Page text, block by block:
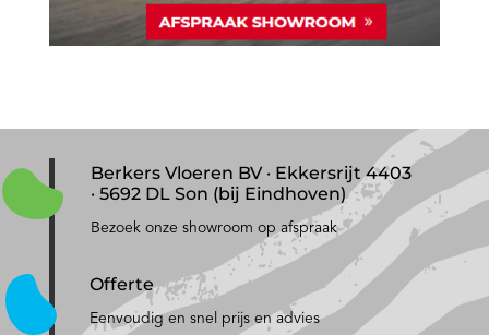
Berkers Vloeren BV · Ekkersrijt 4403
· 5692 DL Son (bij Eindhoven)
Bezoek onze showroom op afspraak
Offerte
Eenvoudig en snel prijs en advies